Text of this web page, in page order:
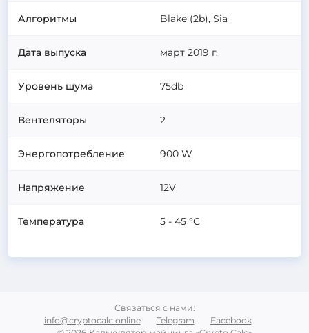
Алгоритмы Blake (2b), Sia
Дата выпуска март 2019 г.
Уровень шума 75db
Вентеляторы 2
Энергопотребление 900 W
Напряжение 12V
Температура 5 - 45 °C
Связаться с нами:
info@cryptocalc.online
Telegram
Facebook